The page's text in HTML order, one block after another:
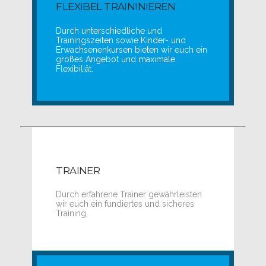
FLEXIBEL TRAININIEREN
Durch unterschiedliche und
Trainingszeiten sowie Kinder- und
Erwachsenenkursen bieten wir euch ein
großes Angebot und maximale
Flexibiliät.
TRAINER
Durch erfahrene Trainer gewährleisten
wir euch ein fundiertes und sicheres
Training,